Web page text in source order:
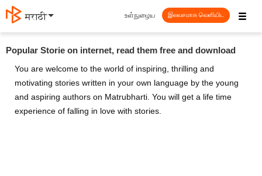
मराठी ☰
உள்நுழைய இலவசமாக வெளியிட
Popular Storie on internet, read them free and download
You are welcome to the world of inspiring, thrilling and
motivating stories written in your own language by the young
and aspiring authors on Matrubharti. You will get a life time
experience of falling in love with stories.